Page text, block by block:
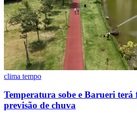
clima tempo
Temperatura sobe e Barueri terá
previsão de chuva